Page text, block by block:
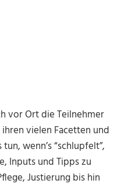
vor Ort die Teilnehmer
vielen Facetten und
wenn’s “schlupfelt”,
Inputs und Tipps zu
Justierung bis hin